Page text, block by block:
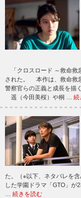
「クロスロード ～救命救
された。 本作は、救命救
警察官らの正義と成長を描
遥（今田美桜）や桐 … 続
た。（※以下、ネタバレを
した学園ドラマ「GTO」が
続きを読む